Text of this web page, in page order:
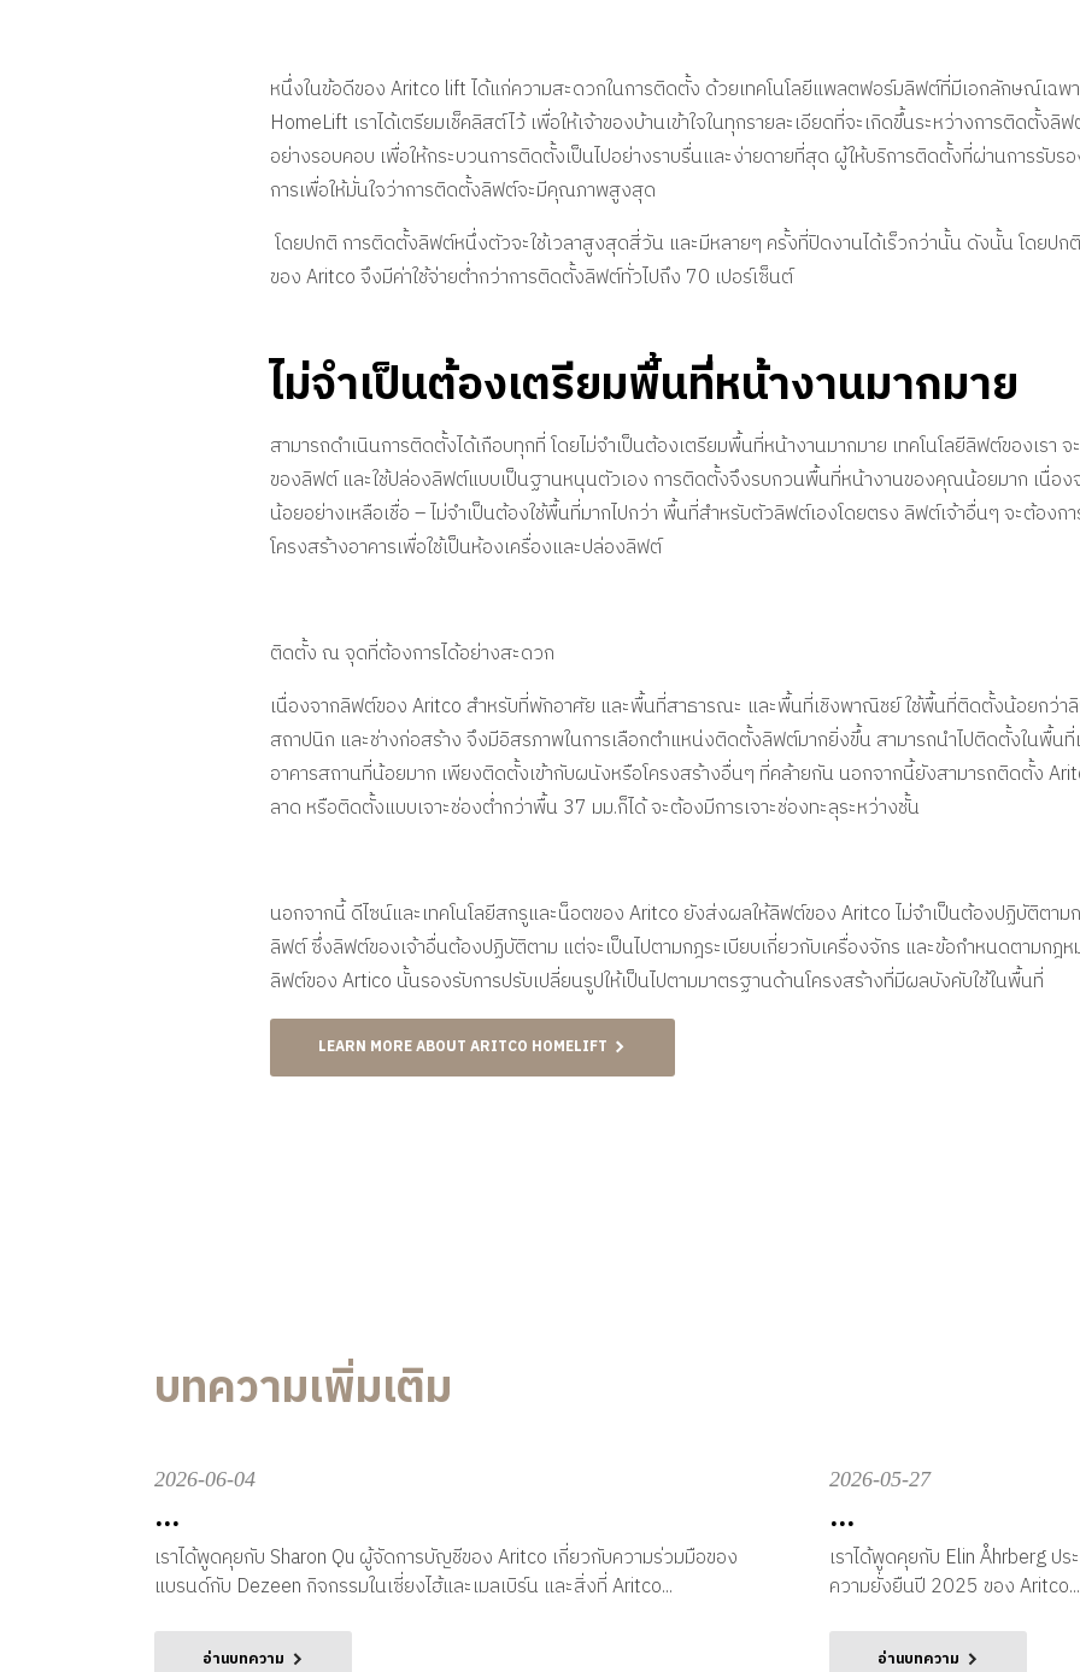
หนึ่งในข้อดีของ Aritco lift ได้แก่ความสะดวกในการติดตั้ง ด้วยเทคโนโลยีแพลตฟอร์มลิฟต์ที่มีเอกลักษณ์เฉพ
HomeLift เราได้เตรียมเช็คลิสต์ไว้ เพื่อให้เจ้าของบ้านเข้าใจในทุกรายละเอียดที่จะเกิดขึ้นระหว่างการติดตั้
อย่างรอบคอบ เพื่อให้กระบวนการติดตั้งเป็นไปอย่างราบรื่นและง่ายดายที่สุด ผู้ให้บริการติดตั้งที่ผ่านการรับร
การเพื่อให้มั่นใจว่าการติดตั้งลิฟต์จะมีคุณภาพสูงสุด
โดยปกติ การติดตั้งลิฟต์หนึ่งตัวจะใช้เวลาสูงสุดสี่วัน และมีหลายๆ ครั้งที่ปิดงานได้เร็วกว่านั้น ดังนั้น โดย
ของ Aritcoจึงมีค่าใช้จ่ายต่ำกว่าการติดตั้งลิฟต์ทั่วไปถึง 70 เปอร์เซ็นต์
ไม่จำเป็นต้องเตรียมพื้นที่หน้างานมากมาย
สามารถดำเนินการติดตั้งได้เกือบทุกที่ โดยไม่จำเป็นต้องเตรียมพื้นที่หน้างานมากมาย เทคโนโลยีลิฟต์ของเร
ของลิฟต์ และใช้ปล่องลิฟต์แบบเป็นฐานหนุนตัวเอง การติดตั้งจึงรบกวนพื้นที่หน้างานของคุณน้อยมาก เนื่อง
น้อยอย่างเหลือเชื่อ – ไม่จำเป็นต้องใช้พื้นที่มากไปกว่า พื้นที่สำหรับตัวลิฟต์เองโดยตรง ลิฟต์เจ้าอื่นๆ จะต้องก
โครงสร้างอาคารเพื่อใช้เป็นห้องเครื่องและปล่องลิฟต์
ติดตั้ง ณ จุดที่ต้องการได้อย่างสะดวก
เนื่องจากลิฟต์ของ Aritco สำหรับที่พักอาศัย และพื้นที่สาธารณะ และพื้นที่เชิงพาณิชย์ใช้พื้นที่ติดตั้งน้อยกว่าลิ
สถาปนิก และช่างก่อสร้างจึงมีอิสรภาพในการเลือกตำแหน่งติดตั้งลิฟต์มากยิ่งขึ้น สามารถนำไปติดตั้งในพื้นที่
อาคารสถานที่น้อยมาก เพียงติดตั้งเข้ากับผนังหรือโครงสร้างอื่นๆ ที่คล้ายกัน นอกจากนี้ยังสามารถติดตั้ง
ลาด หรือติดตั้งแบบเจาะช่องต่ำกว่าพื้น 37 มม.ก็ได้ จะต้องมีการเจาะช่องทะลุระหว่างชั้น
นอกจากนี้ ดีไซน์และเทคโนโลยีสกรูและน็อตของ Aritco ยังส่งผลให้ลิฟต์ของ Aritco ไม่จำเป็นต้องปฏิบัติตาม
ลิฟต์ ซึ่งลิฟต์ของเจ้าอื่นต้องปฏิบัติตาม แต่จะเป็นไปตามกฎระเบียบเกี่ยวกับเครื่องจักร และข้อกำหนดตามกฎ
ลิฟต์ของ Artico นั้นรองรับการปรับเปลี่ยนรูปให้เป็นไปตามมาตรฐานด้านโครงสร้างที่มีผลบังคับใช้ในพื้นที่
LEARN MORE ABOUT ARITCO HOMELIFT
บทความเพิ่มเติม
2026-06-04
...
เราได้พูดคุยกับ Sharon Qu ผู้จัดการบัญชีของ Aritco เกี่ยวกับความร่วมมือของ
แบรนด์กับ Dezeen กิจกรรมในเซี่ยงไฮ้และเมลเบิร์น และสิ่งที่ Aritco...
อ่านบทความ
2026-05-27
...
เราได้พูดคุยกับ Elin Åhrberg ป
ความยั่งยืนปี 2025 ของ Aritco...
อ่านบทความ